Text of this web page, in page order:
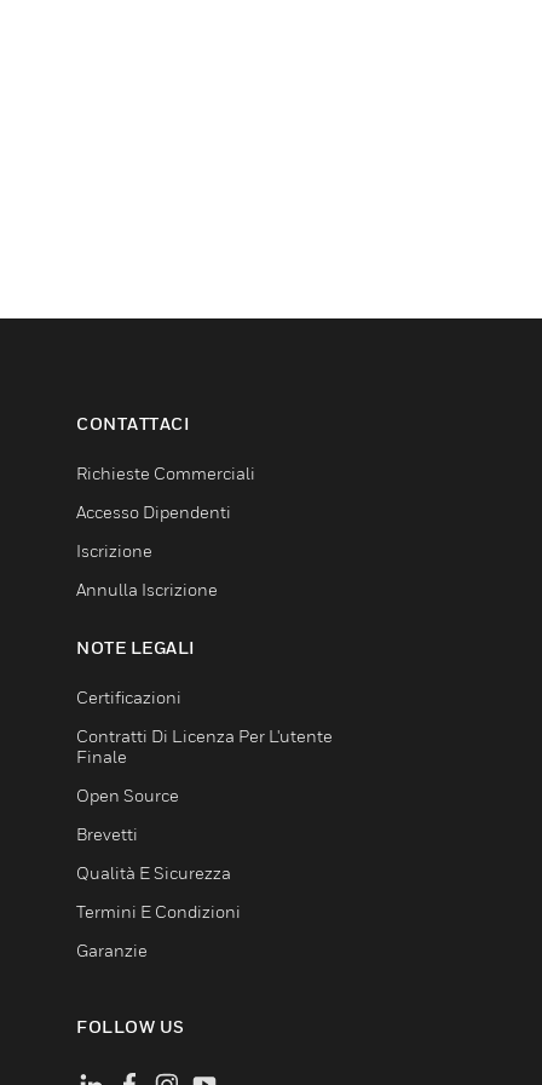
CONTATTACI
Richieste Commerciali
Accesso Dipendenti
Iscrizione
Annulla Iscrizione
NOTE LEGALI
Certificazioni
Contratti Di Licenza Per L'utente
Finale
Open Source
Brevetti
Qualità E Sicurezza
Termini E Condizioni
Garanzie
FOLLOW US